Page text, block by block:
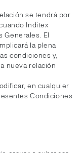
se tendrá por
Inditex
Generales. El
la plena
condiciones y,
nueva relación
en cualquier
Condiciones